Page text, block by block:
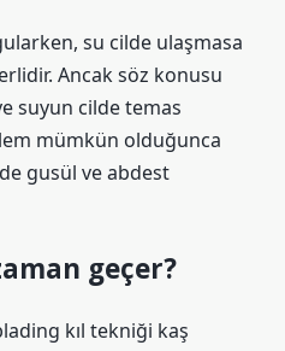
su cilde ulaşmasa
Ancak söz konusu
suyun cilde temas
mümkün olduğunca
gusül ve abdest
geçer?
kıl tekniği kaş